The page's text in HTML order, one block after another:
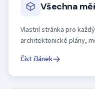
Všechna
Vlastní stránka pro
architektonické plány,
Číst článek